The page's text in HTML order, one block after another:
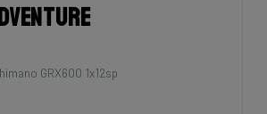
GRX600 1x12sp